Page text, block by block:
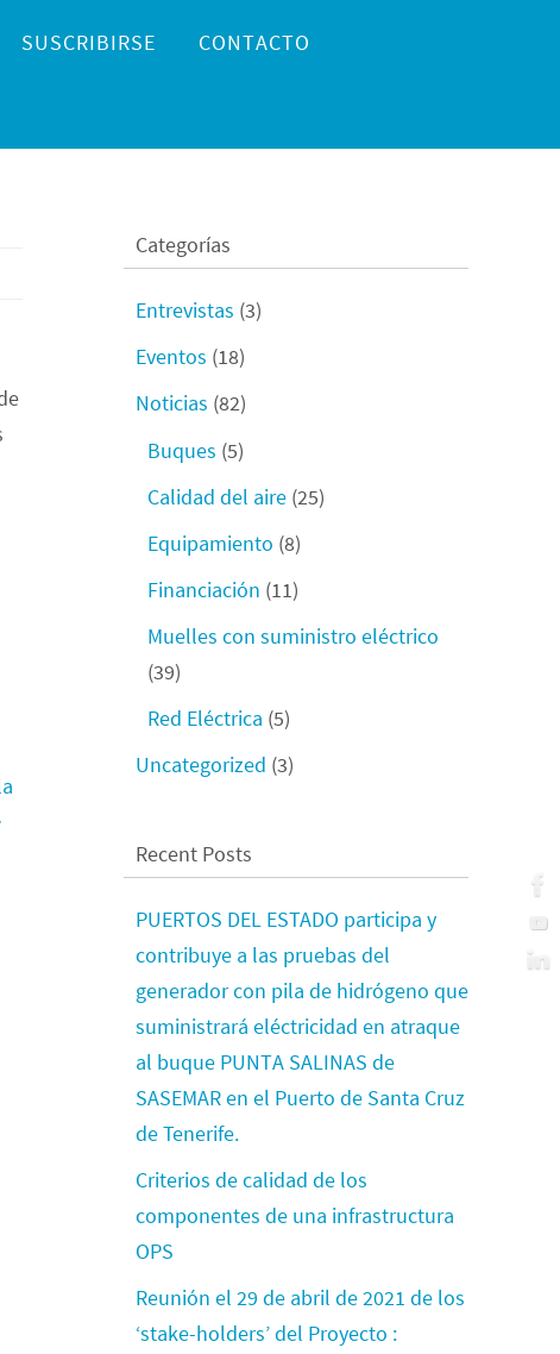
SUSCRIBIRSE CONTACTO
Categorías
Entrevistas (3)
Eventos (18)
Noticias (82)
Buques (5)
Calidad del aire (25)
Equipamiento (8)
Financiación (11)
Muelles con suministro eléctrico
(39)
Red Eléctrica (5)
Uncategorized (3)
Recent Posts
PUERTOS DEL ESTADO participa y
contribuye a las pruebas del
generador con pila de hidrógeno que
suministrará eléctricidad en atraque
al buque PUNTA SALINAS de
SASEMAR en el Puerto de Santa Cruz
de Tenerife.
Criterios de calidad de los
componentes de una infrastructura
OPS
Reunión el 29 de abril de 2021 de los
‘stake-holders’ del Proyecto :